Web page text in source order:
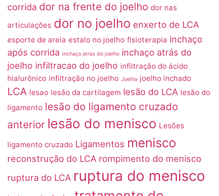
corrida dor na frente do joelho dor nas
articulações dor no joelho enxerto de LCA
esporte de areia estalo no joelho fisioterapia inchaço
após corrida inchaço atras do joelho inchaço atrás do
joelho infiltracao do joelho infiltração do ácido
hialurônico infiltração no joelho Joelho joelho inchado
LCA lesao lesão da cartilagem lesão do LCA lesão do
ligamento lesão do ligamento cruzado
anterior lesão do menisco Lesões
ligamento cruzado Ligamentos menisco
reconstrução do LCA rompimento do menisco
ruptura do LCA ruptura do menisco